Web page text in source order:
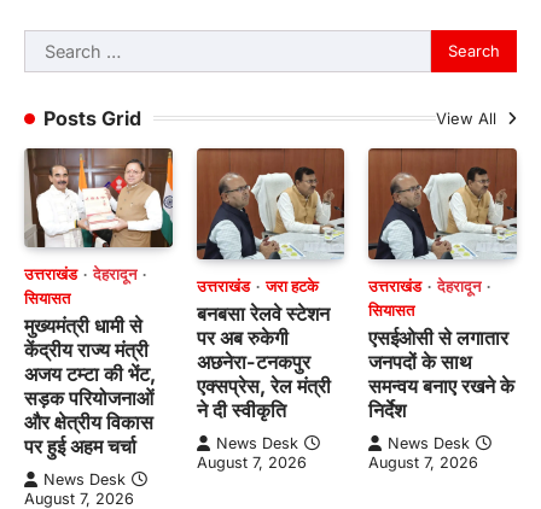
Search
for:
Posts Grid
View All
उत्तराखंड
देहरादून
सियासत
मुख्यमंत्री धामी से
केंद्रीय राज्य मंत्री
अजय टम्टा की भेंट,
सड़क परियोजनाओं
और क्षेत्रीय विकास
पर हुई अहम चर्चा
News Desk
August 7, 2026
उत्तराखंड जरा हटके
बनबसा रेलवे स्टेशन
पर अब रुकेगी
अछनेरा-टनकपुर
एक्सप्रेस, रेल मंत्री
ने दी स्वीकृति
News Desk
August 7, 2026
उत्तराखंड
देहरादून
सियासत
एसईओसी से लगातार
जनपदों के साथ
समन्वय बनाए रखने के
निर्देश
News Desk
August 7, 2026